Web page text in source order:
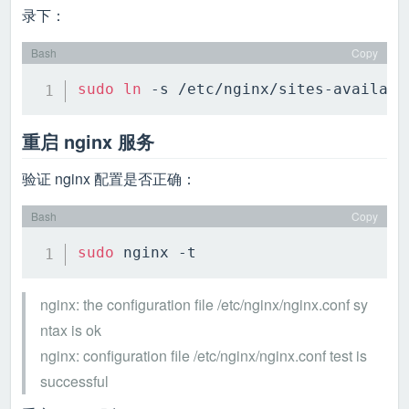
录下：
sudo ln
Bash Copy
重启 nginx 服务
验证 nginx 配置是否正确：
sudo
Bash Copy
nginx: the configuration file /etc/nginx/nginx.conf sy
ntax is ok
nginx: configuration file /etc/nginx/nginx.conf test is
successful